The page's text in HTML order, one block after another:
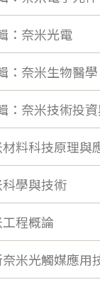
：奈米光電
：奈米生物醫學
：奈米技術投
料科技原理與
學與技術
程概論
米光觸媒應用